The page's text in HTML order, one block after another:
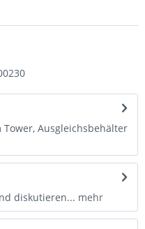
Tower, Ausgleichsbehälter
diskutieren... mehr